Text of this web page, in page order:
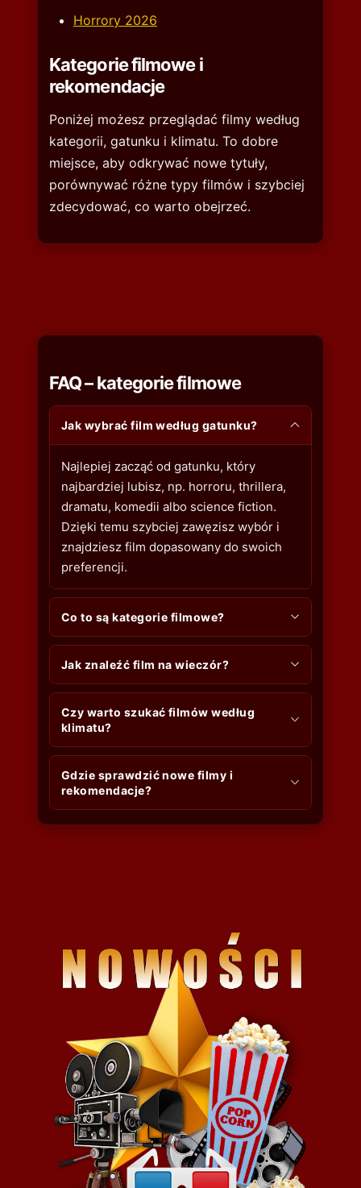
Horrory 2026
Kategorie filmowe i
rekomendacje
Poniżej możesz przeglądać filmy według
kategorii, gatunku i klimatu. To dobre
miejsce, aby odkrywać nowe tytuły,
porównywać różne typy filmów i szybciej
zdecydować, co warto obejrzeć.
FAQ – kategorie filmowe
Jak wybrać film według gatunku?
Najlepiej zacząć od gatunku, który
najbardziej lubisz, np. horroru, thrillera,
dramatu, komedii albo science fiction.
Dzięki temu szybciej zawęzisz wybór i
znajdziesz film dopasowany do swoich
preferencji.
Co to są kategorie filmowe?
Jak znaleźć film na wieczór?
Czy warto szukać filmów według
klimatu?
Gdzie sprawdzić nowe filmy i
rekomendacje?